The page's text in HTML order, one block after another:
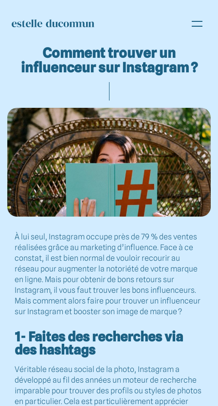
Comment trouver un
influenceur sur Instagram ?
À lui seul, Instagram occupe près de 79 % des ventes
réalisées grâce au marketing d’influence. Face à ce
constat, il est bien normal de vouloir recourir au
réseau pour augmenter la notoriété de votre marque
en ligne. Mais pour obtenir de bons retours sur
Instagram, il vous faut trouver les bons influenceurs.
Mais comment alors faire pour trouver un influenceur
sur Instagram et booster son image de marque ?
1- Faites des recherches via
des hashtags
Véritable réseau social de la photo, Instagram a
développé au fil des années un moteur de recherche
imparable pour trouver des profils ou styles de photos
en particulier. Cela est particulièrement apprécier